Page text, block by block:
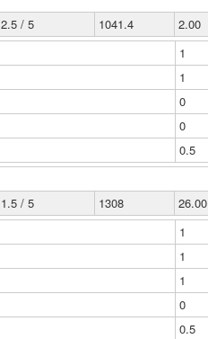
2.5 / 5 1041.4
2.00
1
1
0
0
0.5
1.5 / 5 1308
26.00
1
1
1
0
0.5